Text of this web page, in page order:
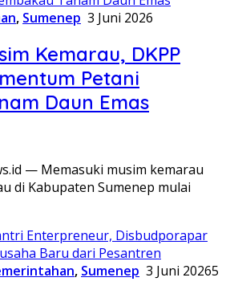
, Sumenep 3 Juni 2026
Kemarau, DKPP
Petani
Daun Emas
— Memasuki musim kemarau
di Kabupaten Sumenep mulai
, Sumenep 3 Juni 20265